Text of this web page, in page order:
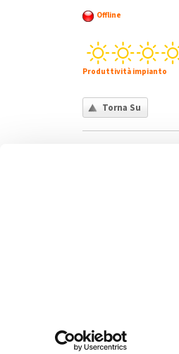
Offline
Produttività impianto
Torna Su
My Solar
Via Giovanni
Tutti i diritti